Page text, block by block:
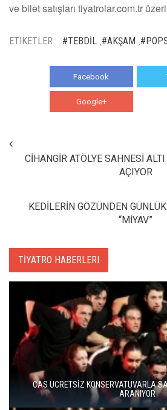
ve bilet satışları tiyatrolar.com.tr
ETIKETLER : #TEBDİL #AKŞAM
Facebook
Google+
CİHANGİR ATÖLYE SAHNESİ
AÇIYOR
KEDİLERİN GÖZÜNDEN
“MİYAV”
TİYATRO HABERLERI
CAS ÜCRETSİZ KONSERVATUVARLA
ARANIYOR